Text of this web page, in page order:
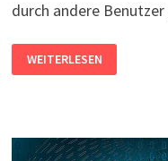
durch andere
ORDNER
MIT
PASSWORT
UND
11
WEITERLESEN